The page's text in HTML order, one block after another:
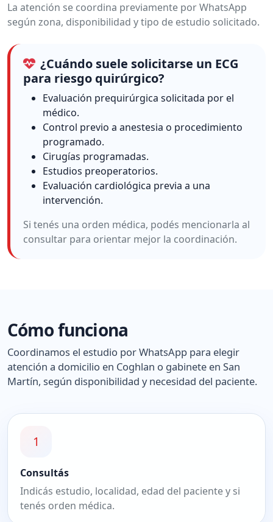
La atención se coordina previamente por WhatsApp
según zona, disponibilidad y tipo de estudio solicitado.
¿Cuándo suele solicitarse un ECG
para riesgo quirúrgico?
Evaluación prequirúrgica solicitada por el
médico.
Control previo a anestesia o procedimiento
programado.
Cirugías programadas.
Estudios preoperatorios.
Evaluación cardiológica previa a una
intervención.
Si tenés una orden médica, podés mencionarla al
consultar para orientar mejor la coordinación.
Cómo funciona
Coordinamos el estudio por WhatsApp para elegir
atención a domicilio en Coghlan o gabinete en San
Martín, según disponibilidad y necesidad del paciente.
1
Consultás
Indicás estudio, localidad, edad del paciente y si
tenés orden médica.